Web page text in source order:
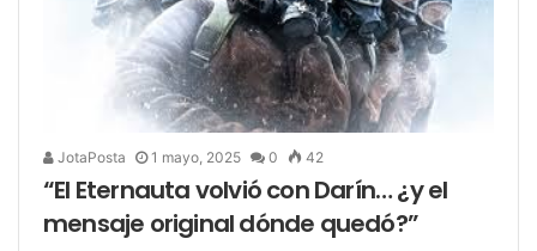
JotaPosta 1 mayo, 2025 0 42
“El Eternauta volvió con Darín… ¿y el
mensaje original dónde quedó?”